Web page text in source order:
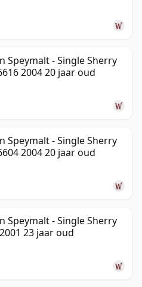
Speymalt - Single Sherry
2004 20 jaar oud
Speymalt - Single Sherry
2004 20 jaar oud
Speymalt - Single Sherry
23 jaar oud